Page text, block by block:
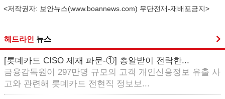
<저작권자: 보안뉴스(www.boannews.com) 무단전재-재배포금지>
헤드라인 뉴스
[롯데카드 CISO 제재 파문-①] 총알받이 전락한...
금융감독원이 297만명 규모의 고객 개인신용정보 유출 사
고와 관련해 롯데카드 전현직 정보보...